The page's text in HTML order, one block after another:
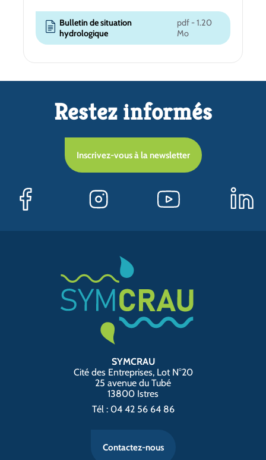
Bulletin de situation
hydrologique
pdf - 1.20
Mo
Restez informés
Inscrivez-vous à la newsletter
SYMCRAU
Cité des Entreprises, Lot N°20
25 avenue du Tubé
13800 Istres
Tél : 04 42 56 64 86
Contactez-nous